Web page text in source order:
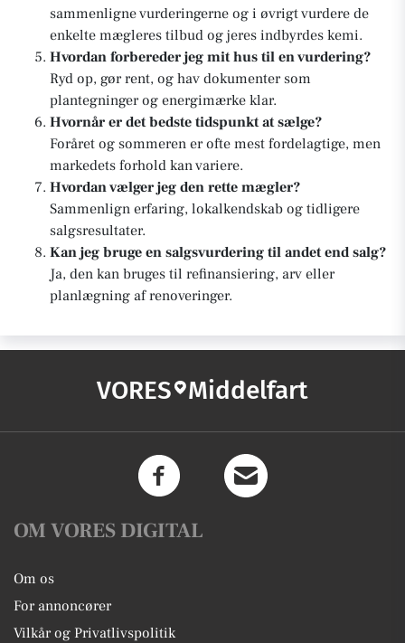
sammenligne vurderingerne og i øvrigt vurdere de
enkelte mægleres tilbud og jeres indbyrdes kemi.
Hvordan forbereder jeg mit hus til en vurdering?
Ryd op, gør rent, og hav dokumenter som
plantegninger og energimærke klar.
Hvornår er det bedste tidspunkt at sælge?
Foråret og sommeren er ofte mest fordelagtige, men
markedets forhold kan variere.
Hvordan vælger jeg den rette mægler?
Sammenlign erfaring, lokalkendskab og tidligere
salgsresultater.
Kan jeg bruge en salgsvurdering til andet end salg?
Ja, den kan bruges til refinansiering, arv eller
planlægning af renoveringer.
VORES Middelfart
OM VORES DIGITAL
Om os
For annoncører
Vilkår og Privatlivspolitik